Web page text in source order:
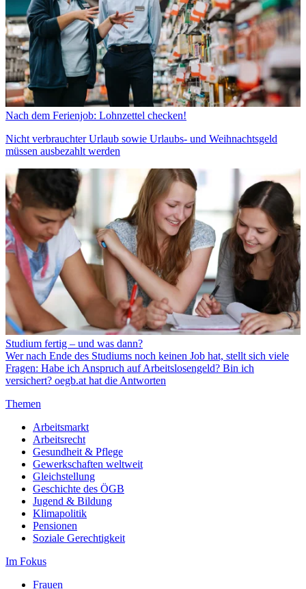
Nach dem Ferienjob: Lohnzettel checken!
Nicht verbrauchter Urlaub sowie Urlaubs- und Weihnachtsgeld
müssen ausbezahlt werden
Studium fertig – und was dann?
Wer nach Ende des Studiums noch keinen Job hat, stellt sich viele
Fragen: Habe ich Anspruch auf Arbeitslosengeld? Bin ich
versichert? oegb.at hat die Antworten
Themen
Arbeitsmarkt
Arbeitsrecht
Gesundheit & Pflege
Gewerkschaften weltweit
Gleichstellung
Geschichte des ÖGB
Jugend & Bildung
Klimapolitik
Pensionen
Soziale Gerechtigkeit
Im Fokus
Frauen